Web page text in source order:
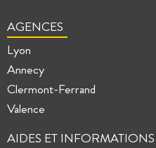
AGENCES
Lyon
Annecy
Clermont-Ferrand
Valence
AIDES ET INFORMATIONS